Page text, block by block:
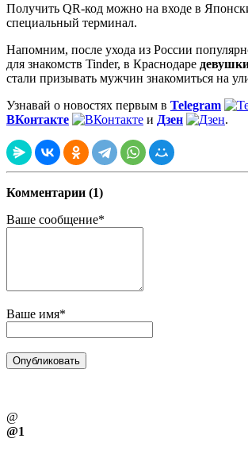
Получить QR-код можно на входе в
специальный терминал.
Напомним, после ухода из России
для знакомств Tinder, в Краснодаре
стали призывать мужчин знакомиться на
Узнавай о новостях первым в Telegram
ВКонтакте
и Дзен .
Комментарии (1)
Ваше сообщение*
Ваше имя*
@
@1